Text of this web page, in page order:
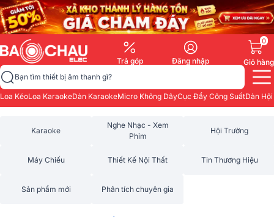
Trả góp Đăng nhập
0
Giỏ hàng
Bạn tìm thiết bị âm thanh gì?
Loa KéoLoa KaraokeDàn KaraokeMicro Không DâyCục Đẩy Công SuấtDàn
Karaoke
Nghe Nhạc - Xem
Phim
Hội Trường
Máy Chiếu Thiết Kế Nội Thất Tin Thương Hiệu
Sản phẩm mới Phân tích chuyên gia